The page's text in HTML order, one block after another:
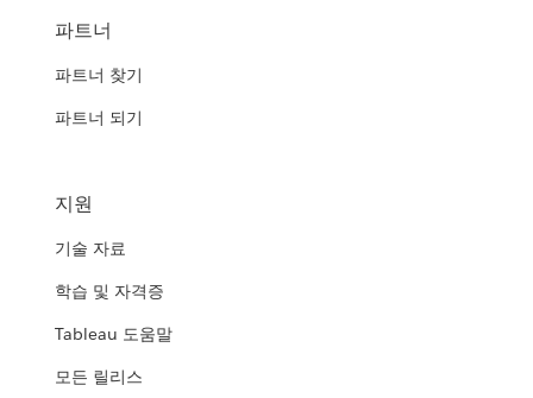
파트너
파트너 찾기
파트너 되기
지원
기술 자료
학습 및 자격증
Tableau 도움말
모든 릴리스